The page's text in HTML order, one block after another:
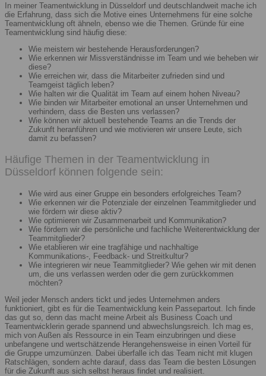
In meiner Teamentwicklung in Düsseldorf und deutschlandweit mache ich
die Erfahrung, dass sich die Motive eines Unternehmens für eine solche
Teamentwicklung oft ähneln, ebenso wie die Themen. Gründe für eine
Teamentwicklung sind häufig diese:
Wie meistern wir bestehende Herausforderungen?
Wie erkennen wir Missverständnisse im Team und wie beheben wir
diese?
Wie erreichen wir, dass die Mitarbeiter zufrieden sind und
Teamgeist täglich leben?
Wie halten wir die Qualität im Team auf einem hohen Niveau?
Wie binden wir Mitarbeiter emotional an unser Unternehmen und
verhindern, dass die Besten uns verlassen?
Wie können wir aktuell bestehende Teams an die Trends der
Zukunft heranführen und wie motivieren wir unsere Leute, sich
damit zu befassen?
Häufige Themen in der Teamentwicklung in
Düsseldorf können folgende sein:
Wie wird aus einer Gruppe ein besonders erfolgreiches Team?
Wie erkennen wir die Potenziale der einzelnen Teammitglieder und
wie fördern wir diese aktiv?
Wie optimieren wir Zusammenarbeit und Kommunikation?
Wie fördern wir die persönliche und fachliche Weiterentwicklung der
Teammitglieder?
Wie etablieren wir eine tragfähige und nachhaltige
Kommunikations-, Feedback- und Streitkultur?
Wie integrieren wir neue Teammitglieder? Wie gehen wir mit denen
um, die uns verlassen werden oder die gern zurückkommen
möchten?
Weil jeder Mensch anders tickt und jedes Unternehmen anders
funktioniert, gibt es für die Teamentwicklung kein Passepartout. Ich finde
das gut so, denn das macht meine Arbeit als Business Coach und
Teamentwicklerin gerade spannend und abwechslungsreich. Ich mag es,
mich von Außen als Ressource in ein Team einzubringen und diese
unbefangene und wertschätzende Herangehensweise in einen Vorteil für
die Gruppe umzumünzen. Dabei überfalle ich das Team nicht mit klugen
Ratschlägen, sondern achte darauf, dass das Team die besten Lösungen
für die Zukunft aus sich selbst heraus findet und realisiert.